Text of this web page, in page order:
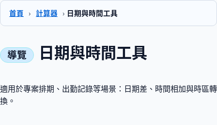
首頁 › 計算器 › 日期與時間工具
日期與時間工具
適用於專案排期、出勤記錄等場景：日期差、時間相加與時區轉
換。